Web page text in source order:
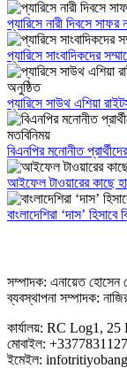
প্যারিসে নারী দিবসে সাফর
প্যারিসে সাংবাদিকদের
প্যারিসে সাউথ এশিয়া
বিএনপির মনোনীত
আইফেল টাওয়ারের কাছে
বাংলাদেশিরা ‘দাস’ হিসাবে
সম্পাদক: এনায়েত হোসেন
ব্যবস্থাপনা সম্পাদক:
কার্যালয়: RC Log1,
মোবাইল:
ইমেইল: